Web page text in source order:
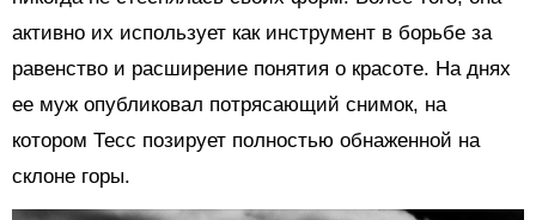
активно их использует как инструмент в борьбе за
равенство и расширение понятия о красоте. На днях
ее муж опубликовал потрясающий снимок, на
котором Тесс позирует полностью обнаженной на
склоне горы.